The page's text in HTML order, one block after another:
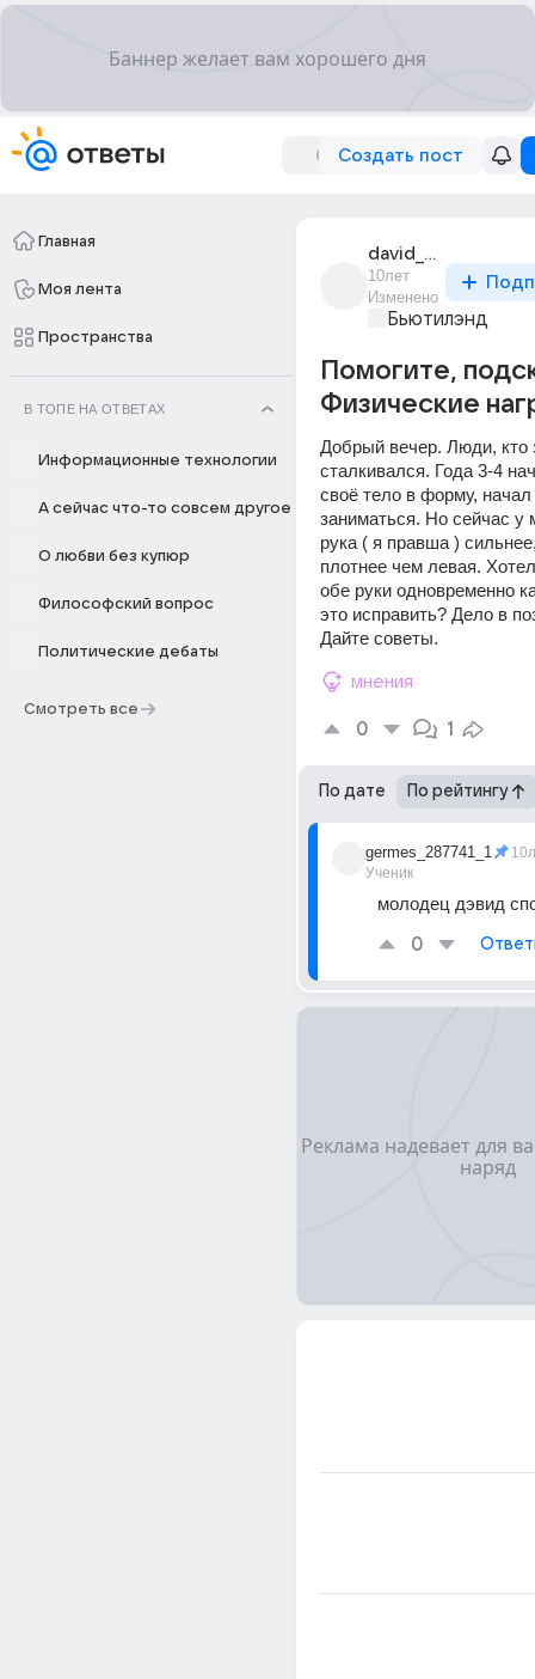
Создать пост
Главная
Моя лента
Пространства
В ТОПЕ НА ОТВЕТАХ
Информационные технологии
А сейчас что-то совсем другое
О любви без купюр
Философский вопрос
Политические дебаты
Смотреть все
david_burnatsev_14
10лет
Изменено
Бьютилэнд
Помогите,
Физические
Добрый вечер. Люди, кто
сталкивался. Года 3-4
своё тело в форму,
заниматься. Но сейчас у
рука ( я правша )
плотнее чем левая.
обе руки одновременно
это исправить? Дело в
Дайте советы.
мнения
0 1
По дате По рейтингу
germes_287741_1
Ученик
молодец дэвид
0